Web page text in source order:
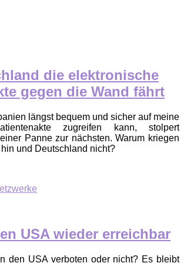
die elektronische
gegen die Wand fährt
längst bequem und sicher auf meine
zugreifen kann, stolpert
Panne zur nächsten. Warum kriegen
und Deutschland nicht?
USA wieder erreichbar
den USA verboten oder nicht? Es bleibt